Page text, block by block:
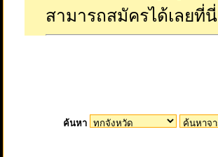
สามารถสมัครได้เลยที่นี่
ค้นหา